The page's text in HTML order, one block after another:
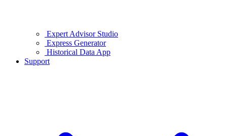
Expert Advisor Studio
Express Generator
Historical Data App
Support